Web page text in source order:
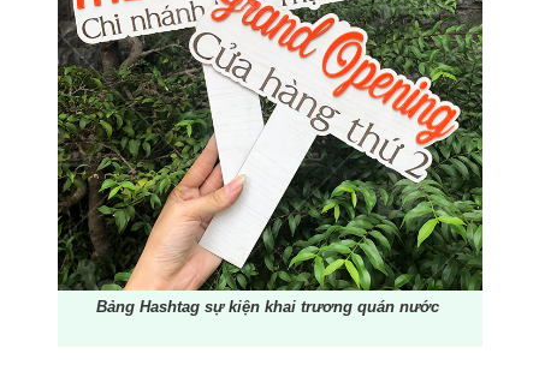
Bảng Hashtag sự kiện khai trương quán nước